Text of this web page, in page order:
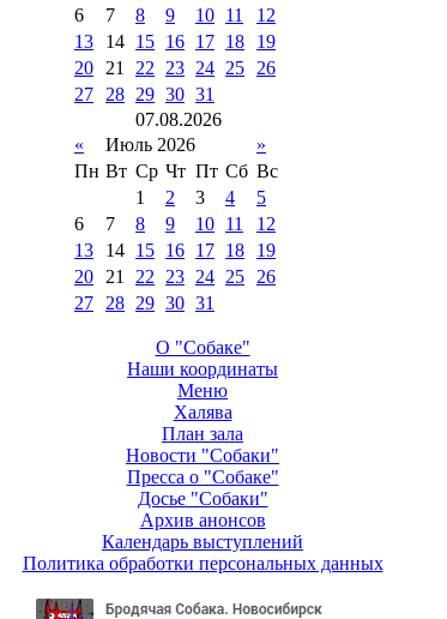
6
7 8 9 10 11
12
13
14 15 16 17 18
19
20
21 22 23 24 25
26
27
28 29 30 31
07.08.2026
«
Июль 2026
»
Пн Вт Ср Чт Пт Сб Вс
1
2 3 4
5
6
7 8 9 10 11
12
13
14 15 16 17 18
19
20
21 22 23 24 25
26
27
28 29 30 31
О "Собаке"
Наши координаты
Меню
Халява
План зала
Новости "Собаки"
Пресса о "Собаке"
Досье "Собаки"
Архив анонсов
Календарь выступлений
Политика обработки персональных данных